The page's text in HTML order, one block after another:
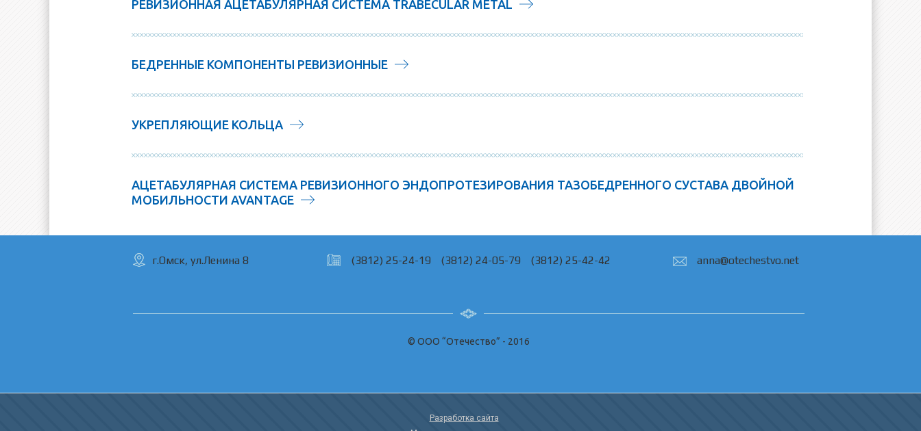
РЕВИЗИОННАЯ АЦЕТАБУЛЯРНАЯ СИСТЕМА TRABECULAR METAL
БЕДРЕННЫЕ КОМПОНЕНТЫ РЕВИЗИОННЫЕ
УКРЕПЛЯЮЩИЕ КОЛЬЦА
АЦЕТАБУЛЯРНАЯ СИСТЕМА РЕВИЗИОННОГО ЭНДОПРОТЕЗИРОВАНИЯ ТАЗОБЕДРЕННОГО СУСТАВА ДВОЙНОЙ
МОБИЛЬНОСТИ AVANTAGE
г.Омск, ул.Ленина 8 (3812) 25-24-19 (3812) 24-05-79 (3812) 25-42-42 anna@otechestvo.net
© ООО “Отечество” - 2016
Разработка сайта